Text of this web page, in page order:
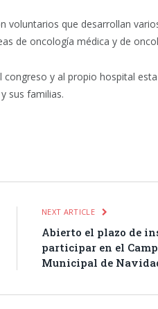
voluntarios que desarrollan
de oncología médica y de
congreso y al propio hospital
sus familias.
NEXT ARTICLE
Abierto el plazo de
participar en el
Municipal de